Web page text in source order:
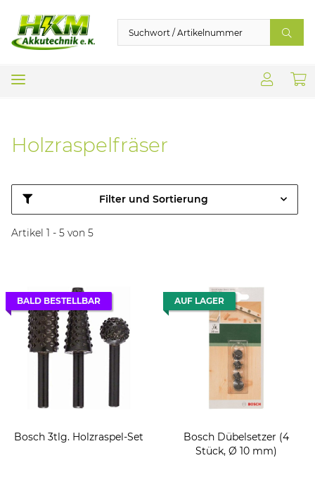
Holzraspelfräser
Filter und Sortierung
Artikel 1 - 5 von 5
BALD BESTELLBAR
Bosch 3tlg. Holzraspel-Set
AUF LAGER
Bosch Dübelsetzer (4
Stück, Ø 10 mm)